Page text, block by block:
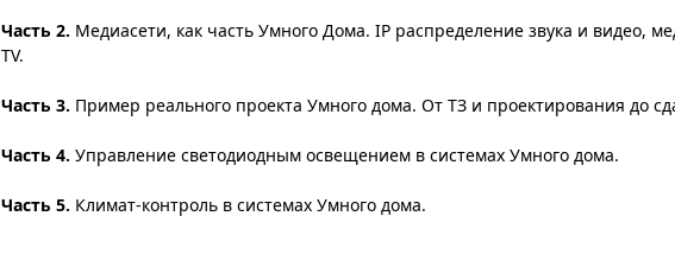
Часть 2. Медиасети, как часть Умного Дома. IP распределение звука и видео,
TV.
Часть 3. Пример реального проекта Умного дома. От ТЗ и проектирования до
Часть 4. Управление светодиодным освещением в системах Умного дома.
Часть 5. Климат-контроль в системах Умного дома.